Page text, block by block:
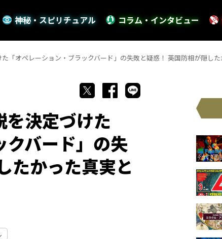
神秘・スピリチュアル コラム・インタビュー
「オペレーション・ブラックバード」の失敗と疑惑！ 英国防相が隠した
を決定づけた
クバード」の失
たかった真実と